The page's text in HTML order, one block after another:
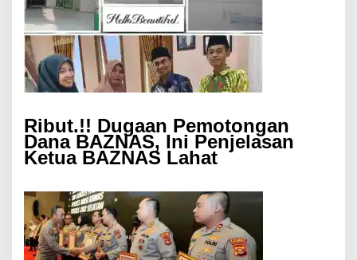
Ribut.!! Dugaan Pemotongan
Dana BAZNAS, Ini Penjelasan
Ketua BAZNAS Lahat